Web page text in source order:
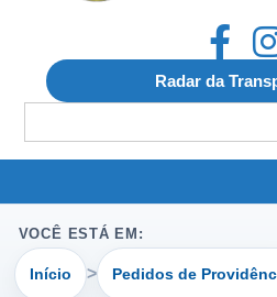
Radar da
for:
VOCÊ ESTÁ EM:
Início Pedidos de